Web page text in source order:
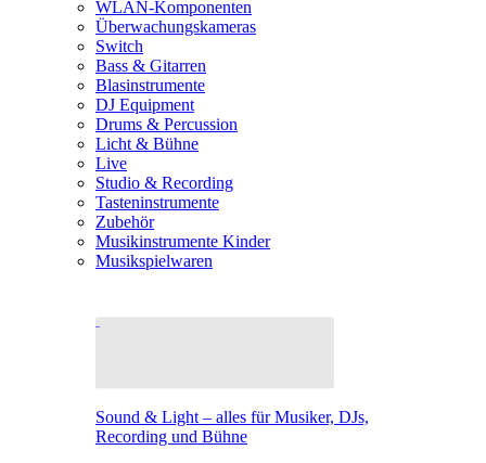
WLAN-Komponenten
Überwachungskameras
Switch
Bass & Gitarren
Blasinstrumente
DJ Equipment
Drums & Percussion
Licht & Bühne
Live
Studio & Recording
Tasteninstrumente
Zubehör
Musikinstrumente Kinder
Musikspielwaren
Sound & Light – alles für Musiker, DJs,
Recording und Bühne